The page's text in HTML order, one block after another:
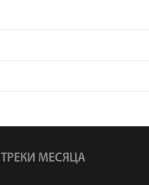
ТРЕКИ МЕСЯЦА